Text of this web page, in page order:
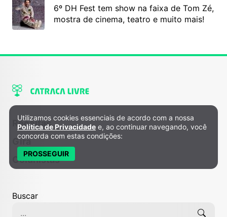
6º DH Fest tem show na faixa de Tom Zé,
mostra de cinema, teatro e muito mais!
Receitas
Gira
Colunistas
Buscar
Política de Privacidade e Cookies
Utilizamos cookies essenciais de acordo com a nossa
Política de Privacidade e, ao continuar navegando, você
concorda com estas condições:
PROSSEGUIR